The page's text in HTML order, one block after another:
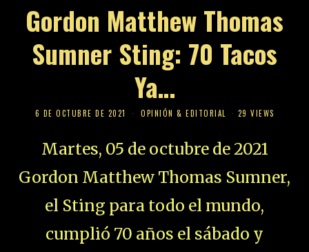
Gordon Matthew Thomas
Sumner Sting: 70 Tacos
Ya…
6 DE OCTUBRE DE 2021 OPINIÓN & EDITORIAL 29 VIEWS
Martes, 05 de octubre de 2021
Gordon Matthew Thomas Sumner,
el Sting para todo el mundo,
cumplió 70 años el sábado y